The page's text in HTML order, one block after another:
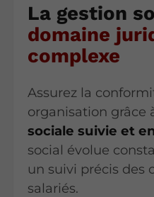
La gestion
domaine
complexe
Assurez la
organisation grâce
sociale suivie et
social évolue
un suivi précis des
salariés.